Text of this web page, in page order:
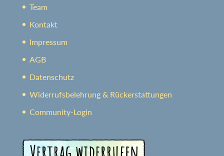
Team
Kontakt
Impressum
AGB
Datenschutz
Widerrufsbelehrung & Rückerstattungen
Community-Login